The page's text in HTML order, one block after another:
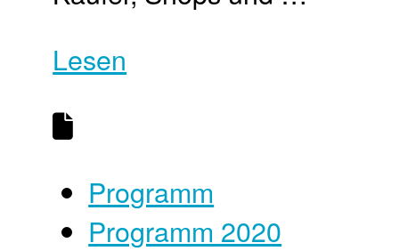
Lesen
Programm
Programm 2020